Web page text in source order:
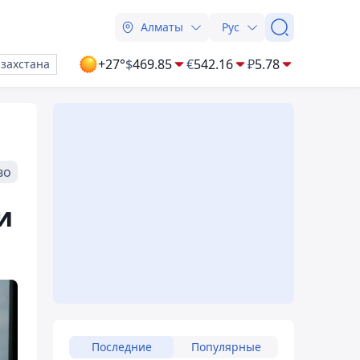
Алматы Рус
+27°$469.85 €542.16 ₽5.78
Последние Популярные